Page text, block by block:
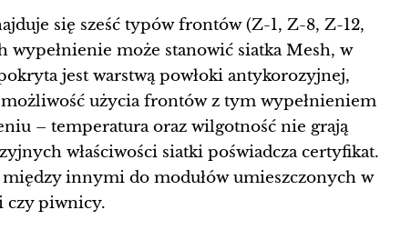
się sześć typów frontów (Z-1, Z-8, Z-12,
wypełnienie może stanowić siatka Mesh, w
jest warstwą powłoki antykorozyjnej,
użycia frontów z tym wypełnieniem
– temperatura oraz wilgotność nie grają
właściwości siatki poświadcza certyfikat.
innymi do modułów umieszczonych w
czy piwnicy.